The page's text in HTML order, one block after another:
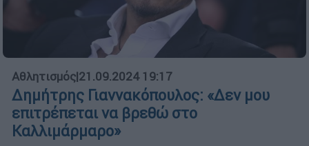
Αθλητισμός|21.09.2024 19:17
Δημήτρης Γιαννακόπουλος: «Δεν μου
επιτρέπεται να βρεθώ στο
Καλλιμάρμαρο»